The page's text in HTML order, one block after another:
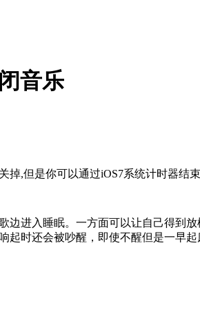
音乐
掉,但是你可以通过iOS7系统计时器结
边进入睡眠。一方面可以让自己得到
起时还会被吵醒，即使不醒但是一早